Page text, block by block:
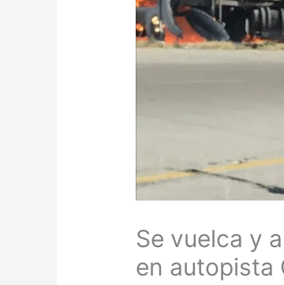
Se vuelca y
en autopista